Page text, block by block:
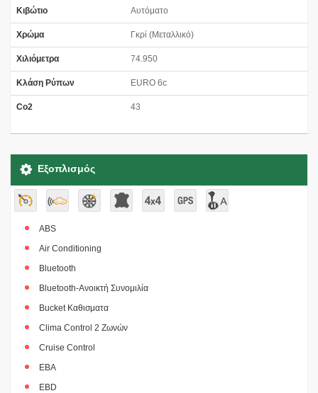
Κιβώτιο Αυτόματο
Χρώμα Γκρί (Μεταλλικό)
Χιλιόμετρα 74.950
Κλάση Ρύπων EURO 6c
Co2 43
Εξοπλισμός
ABS
Air Conditioning
Bluetooth
Bluetooth-Ανοικτή Συνομιλία
Bucket Καθισματα
Clima Control 2 Ζωνών
Cruise Control
EBA
EBD